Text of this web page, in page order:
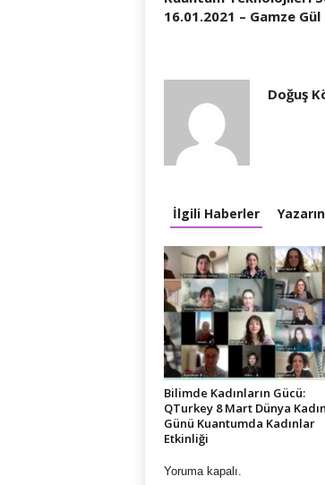
16.01.2021 – Gamze Gül
Doğuş
İlgili Haberler
Bilimde Kadınların Gücü:
QTurkey 8 Mart Dünya
Günü Kuantumda Kadınlar
Etkinliği
Yoruma kapalı.